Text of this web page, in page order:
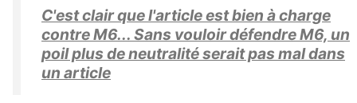
C'est clair que l'article est bien à charge
contre M6... Sans vouloir défendre M6, un
poil plus de neutralité serait pas mal dans
un article